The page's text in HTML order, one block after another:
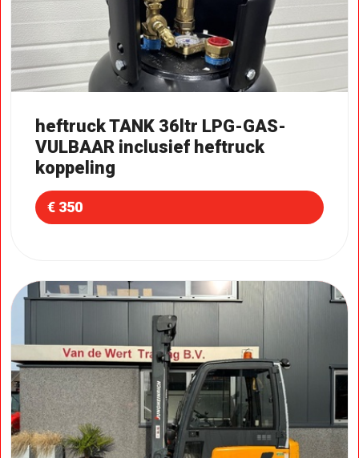
heftruck TANK 36ltr LPG-GAS-
VULBAAR inclusief heftruck
koppeling
€ 350